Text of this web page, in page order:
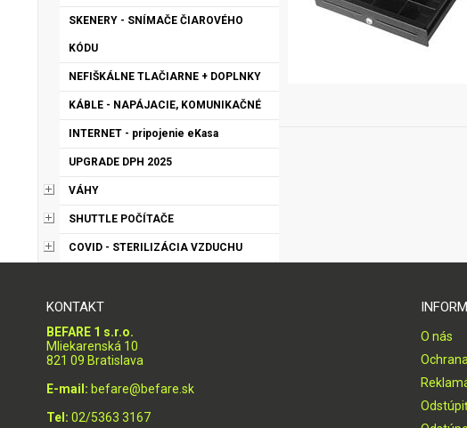
SKENERY - SNÍMAČE ČIAROVÉHO
KÓDU
NEFIŠKÁLNE TLAČIARNE + DOPLNKY
KÁBLE - NAPÁJACIE, KOMUNIKAČNÉ
INTERNET - pripojenie eKasa
UPGRADE DPH 2025
VÁHY
SHUTTLE POČÍTAČE
COVID - STERILIZÁCIA VZDUCHU
KONTAKT
BEFARE 1 s.r.o.
Mliekarenská 10
821 09 Bratislava
E-mail: befare@befare.sk
Tel: 02/5363 3167
O nás